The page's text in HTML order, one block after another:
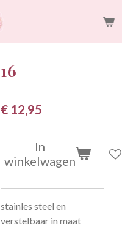
16
€ 12,95
In
winkelwagen
stainles steel en
verstelbaar in maat